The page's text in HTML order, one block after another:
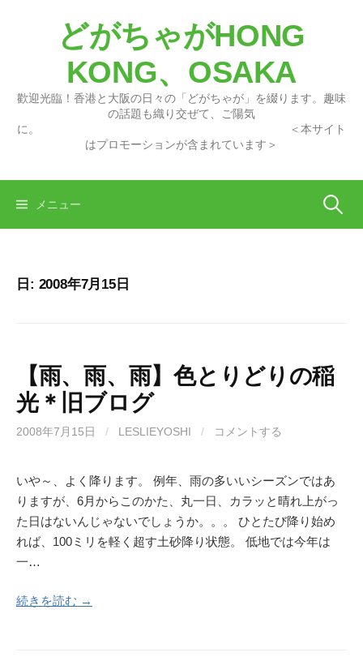
どがちゃがHONG
KONG、OSAKA
歡迎光臨！香港と大阪の日々の「どがちゃが」を綴ります。趣味
の話題も織り交ぜて、ご陽気
に。 ＜本サイト
はプロモーションが含まれています＞
メニュー 検
日: 2008年7月15日
【雨、雨、雨】色とりどりの稲
光＊旧ブログ
2008年7月15日 / LESLIEYOSHI / コメントする
いや～、よく降ります。 例年、雨の多いいシーズンではあ
りますが、6月からこのかた、丸一日、カラッと晴れ上がっ
た日はないんじゃないでしょうか。。。 ひとたび降り始め
れば、100ミリを軽く超す土砂降り状態。 低地では今年は
一…
続きを読む →